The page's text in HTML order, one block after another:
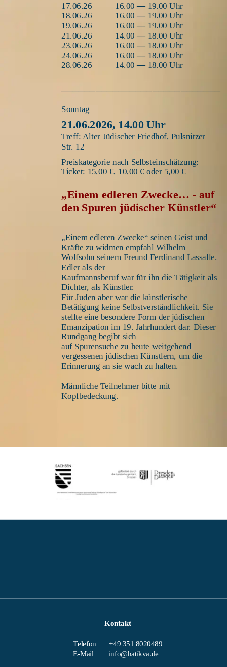
17.06.26 16.00 — 19.00 Uhr
18.06.26
16.00 — 19.00 Uhr
19.06.26
16.00 — 19.00 Uhr
21.06.26
14.00 — 18.00 Uhr
23.06.26
16.00 — 18.00 Uhr
24.06.26 16.00 — 18.00 Uhr
28.06.26 14.00 — 18.00 Uhr
Sonntag
21.06.2026, 14.00 Uhr
Treff: Alter Jüdischer Friedhof, Pulsnitzer
Str. 12
Preiskategorie nach Selbsteinschätzung:
Ticket: 15,00 €, 10,00 € oder 5,00 €
„Einem edleren Zwecke… - auf
den Spuren jüdischer Künstler“
„Einem edleren Zwecke“ seinen Geist und
Kräfte zu widmen empfahl Wilhelm
Wolfsohn seinem Freund Ferdinand Lassalle.
Edler als der
Kaufmannsberuf war für ihn die Tätigkeit als
Dichter, als Künstler.
Für Juden aber war die künstlerische
Betätigung keine Selbstverständlichkeit. Sie
stellte eine besondere Form der jüdischen
Emanzipation im 19. Jahrhundert dar. Dieser
Rundgang begibt sich
auf Spurensuche zu heute weitgehend
vergessenen jüdischen Künstlern, um die
Erinnerung an sie wach zu halten.
Männliche Teilnehmer bitte mit
Kopfbedeckung.
Kontakt
Telefon
+49 351 8020489
E-Mail
info@hatikva.de